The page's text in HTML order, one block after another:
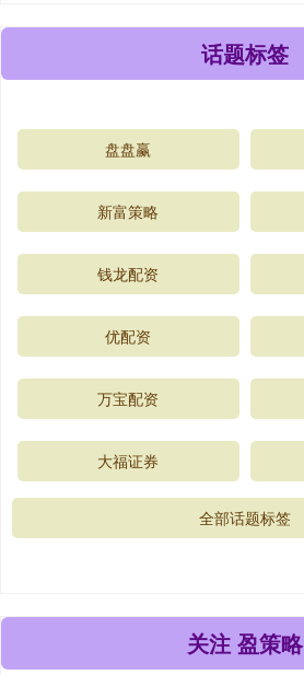
话题标签
盘盘赢
新富策略
钱龙配资
优配资
万宝配资
大福证券
全部话题标签
关注 盈策略